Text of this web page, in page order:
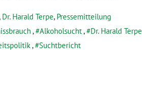
Dr. Harald Terpe, Pressemitteilung
, Alkoholsucht, Dr. Harald Terpe
, Suchtbericht